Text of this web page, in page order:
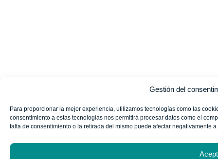
Gestión del
Para proporcionar la mejor experiencia, utilizamos tecnologías como las
consentimiento a estas tecnologías nos permitirá procesar datos como el
falta de consentimiento o la retirada del mismo puede afectar negativamente